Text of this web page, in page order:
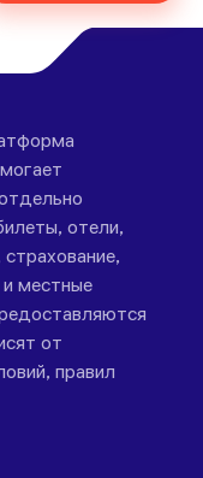
отели,
и местные
от
правил